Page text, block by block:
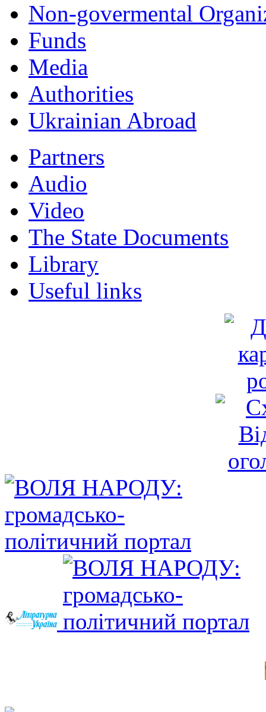
Non-govermental
Funds
Мedia
Authorities
Ukrainian Abroad
Partners
Audio
Video
The State Documents
Library
Useful links